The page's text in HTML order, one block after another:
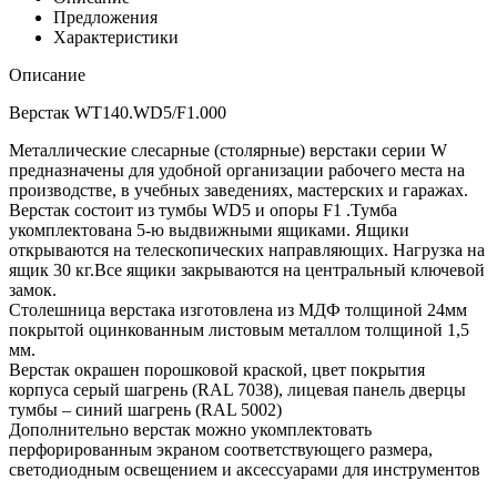
Предложения
Характеристики
Описание
Верстак WT140.WD5/F1.000
Металлические слесарные (столярные) верстаки серии W
предназначены для удобной организации рабочего места на
производстве, в учебных заведениях, мастерских и гаражах.
Верстак состоит из тумбы WD5 и опоры F1 .Тумба
укомплектована 5-ю выдвижными ящиками. Ящики
открываются на телескопических направляющих. Нагрузка на
ящик 30 кг.Все ящики закрываются на центральный ключевой
замок.
Столешница верстака изготовлена из МДФ толщиной 24мм
покрытой оцинкованным листовым металлом толщиной 1,5
мм.
Верстак окрашен порошковой краской, цвет покрытия
корпуса серый шагрень (RAL 7038), лицевая панель дверцы
тумбы – синий шагрень (RAL 5002)
Дополнительно верстак можно укомплектовать
перфорированным экраном соответствующего размера,
светодиодным освещением и аксессуарами для инструментов